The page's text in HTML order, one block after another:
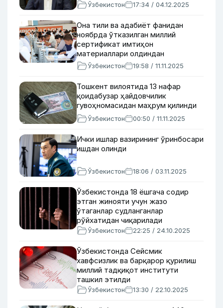
Ўзбекистон 17:34 / 04.12.2025
Она тили ва адабиёт фанидан
ноябрда ўтказилган миллий
сертификат имтиҳон
материаллари олдиндан
тарқатилгани рад этилди
Ўзбекистон 19:58 / 11.11.2025
Тошкент вилоятида 13 нафар
қоидабузар ҳайдовчилик
гувоҳномасидан маҳрум қилинди
Ўзбекистон 00:50 / 11.11.2025
Ички ишлар вазирининг ўринбосари
ишдан олинди
Ўзбекистон 18:06 / 03.11.2025
Ўзбекистонда 18 ёшгача содир
этган жинояти учун жазо
ўтаганлар судланганлар
рўйхатидан чиқарилади
Ўзбекистон 22:25 / 24.10.2025
Ўзбекистонда Сейсмик
хавфсизлик ва барқарор қурилиш
миллий тадқиқот институти
ташкил этилди
Ўзбекистон 13:30 / 22.10.2025